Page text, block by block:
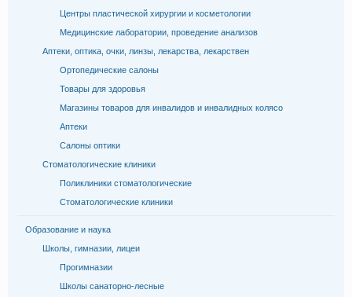
Центры пластической хирургии и косметологии
Медицинские лаборатории, проведение анализов
Аптеки, оптика, очки, линзы, лекарства, лекарствен
Ортопедические салоны
Товары для здоровья
Магазины товаров для инвалидов и инвалидных колясо
Аптеки
Салоны оптики
Стоматологические клиники
Поликлиники стоматологические
Стоматологические клиники
Образование и наука
Школы, гимназии, лицеи
Прогимназии
Школы санаторно-лесные